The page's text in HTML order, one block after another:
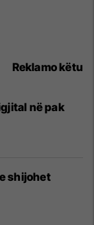
Reklamo këtu
në pak
shijohet